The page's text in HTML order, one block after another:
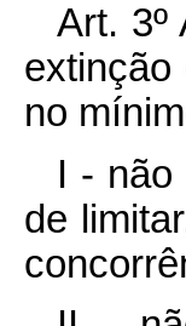
Art. 3º
extinção
no
I - não
de